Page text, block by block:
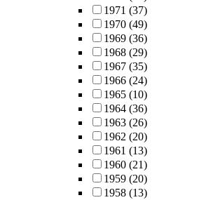
1971 (37)
1970 (49)
1969 (36)
1968 (29)
1967 (35)
1966 (24)
1965 (10)
1964 (36)
1963 (26)
1962 (20)
1961 (13)
1960 (21)
1959 (20)
1958 (13)